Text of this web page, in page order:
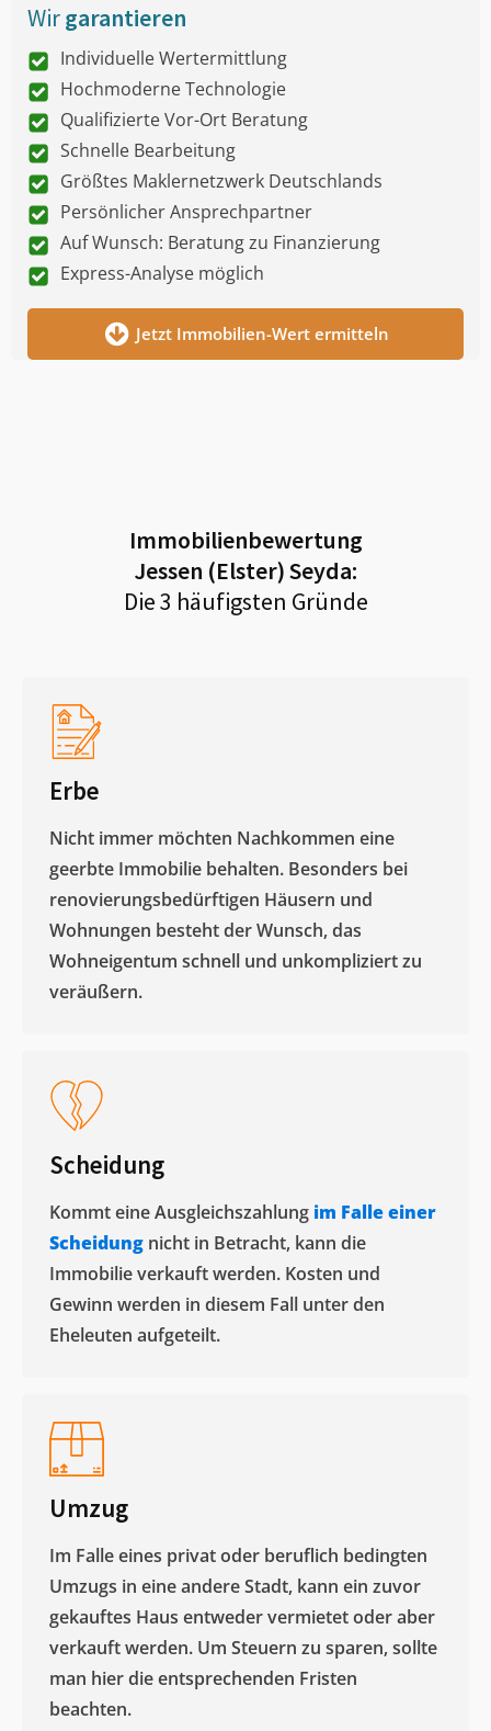
Wirgarantieren
Individuelle Wertermittlung
Hochmoderne Technologie
Qualifizierte Vor-Ort Beratung
Schnelle Bearbeitung
Größtes Maklernetzwerk Deutschlands
Persönlicher Ansprechpartner
Auf Wunsch: Beratung zu Finanzierung
Express-Analyse möglich
Jetzt Immobilien-Wert ermitteln
Immobilienbewertung
Jessen (Elster) Seyda:
Die 3 häufigsten Gründe
Erbe
Nicht immer möchten Nachkommen eine
geerbte Immobilie behalten. Besonders bei
renovierungsbedürftigen Häusern und
Wohnungen besteht der Wunsch, das
Wohneigentum schnell und unkompliziert zu
veräußern. ​
Scheidung
Kommt eine Ausgleichszahlung im Falle einer
Scheidung nicht in Betracht, kann die
Immobilie verkauft werden. Kosten und
Gewinn werden in diesem Fall unter den
Eheleuten aufgeteilt.​
Umzug
Im Falle eines privat oder beruflich bedingten
Umzugs in eine andere Stadt, kann ein zuvor
gekauftes Haus entweder vermietet oder aber
verkauft werden. Um Steuern zu sparen, sollte
man hier die entsprechenden Fristen
beachten.